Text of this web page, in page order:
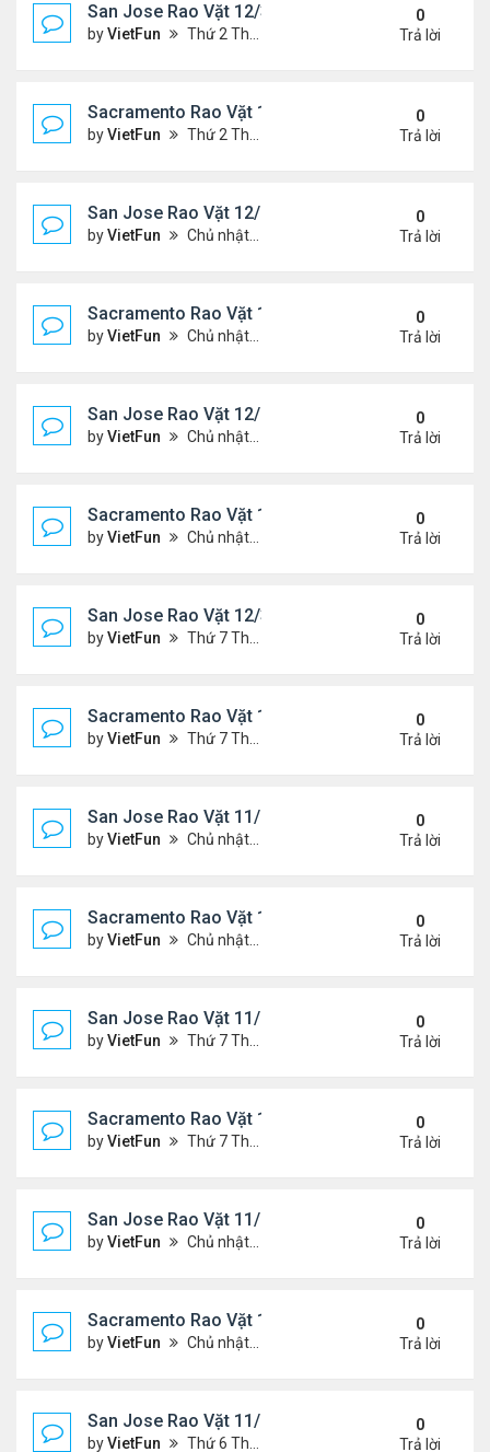
San Jose Rao Vặt 12/31/21- 1/7/22
byVietFun Thứ 2 Tháng 1 03, 2022 8:29 pm
0
Trả lời
Sacramento Rao Vặt 12/31/21- 1/7/22
byVietFun Thứ 2 Tháng 1 03, 2022 8:25 pm
0
Trả lời
San Jose Rao Vặt 12/24/21- 12/31/21
byVietFun Chủ nhật Tháng 12 26, 2021 7:26 pm
0
Trả lời
Sacramento Rao Vặt 12/24/21- 12/31/21
byVietFun Chủ nhật Tháng 12 26, 2021 7:21 pm
0
Trả lời
San Jose Rao Vặt 12/10/21- 12/17/21
byVietFun Chủ nhật Tháng 12 12, 2021 12:58 pm
0
Trả lời
Sacramento Rao Vặt 12/10/21- 12/17/21
byVietFun Chủ nhật Tháng 12 12, 2021 12:54 pm
0
Trả lời
San Jose Rao Vặt 12/3/21- 12/10/21
byVietFun Thứ 7 Tháng 12 04, 2021 7:42 pm
0
Trả lời
Sacramento Rao Vặt 12/3/21- 12/10/21
byVietFun Thứ 7 Tháng 12 04, 2021 7:38 pm
0
Trả lời
San Jose Rao Vặt 11/26/21- 12/3/21
byVietFun Chủ nhật Tháng 11 28, 2021 8:26 pm
0
Trả lời
Sacramento Rao Vặt 11/26/21- 12/3/21
byVietFun Chủ nhật Tháng 11 28, 2021 8:22 pm
0
Trả lời
San Jose Rao Vặt 11/19/21 - 11/26/21
byVietFun Thứ 7 Tháng 11 20, 2021 10:30 am
0
Trả lời
Sacramento Rao Vặt 11/19/21 - 11/26/21
byVietFun Thứ 7 Tháng 11 20, 2021 10:22 am
0
Trả lời
San Jose Rao Vặt 11/12/21- 11/19/21
byVietFun Chủ nhật Tháng 11 14, 2021 8:16 pm
0
Trả lời
Sacramento Rao Vặt 11/12/21- 11/19/21
byVietFun Chủ nhật Tháng 11 14, 2021 8:13 pm
0
Trả lời
San Jose Rao Vặt 11/5/21 - 11/12/21
byVietFun Thứ 6 Tháng 11 05, 2021 11:39 am
0
Trả lời